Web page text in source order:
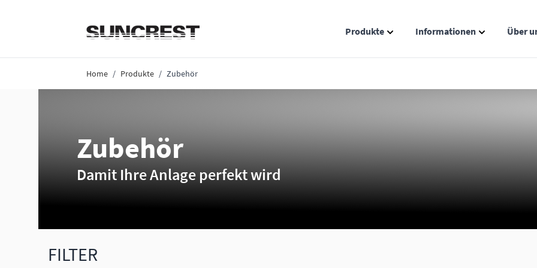
Produkte
Informationen
Über
Home / Produkte / Zubehör
Zubehör
Damit Ihre Anlage perfekt wird
FILTER